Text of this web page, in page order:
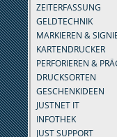
ZEITERFASSUNG
GELDTECHNIK
MARKIEREN &
KARTENDRUCKER
PERFORIEREN &
DRUCKSORTEN
GESCHENKIDEEN
JUSTNET IT
INFOTHEK
JUST SUPPORT